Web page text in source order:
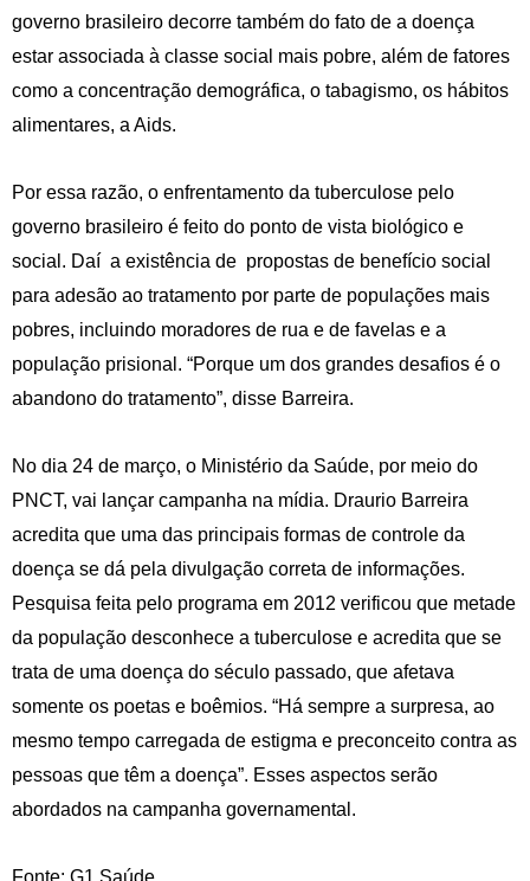
governo brasileiro decorre também do fato de a doença
estar associada à classe social mais pobre, além de fatores
como a concentração demográfica, o tabagismo, os hábitos
alimentares, a Aids.
Por essa razão, o enfrentamento da tuberculose pelo
governo brasileiro é feito do ponto de vista biológico e
social. Daí a existência de propostas de benefício social
para adesão ao tratamento por parte de populações mais
pobres, incluindo moradores de rua e de favelas e a
população prisional. “Porque um dos grandes desafios é o
abandono do tratamento”, disse Barreira.
No dia 24 de março, o Ministério da Saúde, por meio do
PNCT, vai lançar campanha na mídia. Draurio Barreira
acredita que uma das principais formas de controle da
doença se dá pela divulgação correta de informações.
Pesquisa feita pelo programa em 2012 verificou que metade
da população desconhece a tuberculose e acredita que se
trata de uma doença do século passado, que afetava
somente os poetas e boêmios. “Há sempre a surpresa, ao
mesmo tempo carregada de estigma e preconceito contra as
pessoas que têm a doença”. Esses aspectos serão
abordados na campanha governamental.